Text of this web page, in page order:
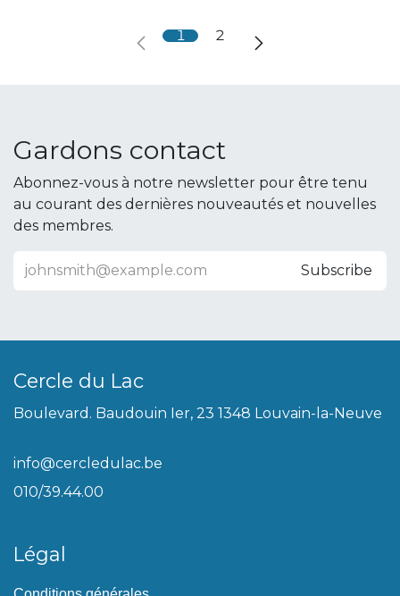
1 2
Gardons contact
Abonnez-vous à notre newsletter pour être tenu
au courant des dernières nouveautés et nouvelles
des membres.
Subscribe
Cercle du Lac
Boulevard. Baudouin Ier, 23 1348 Louvain-la-Neuve
info@cercledulac.be
010/39.44.00
Légal